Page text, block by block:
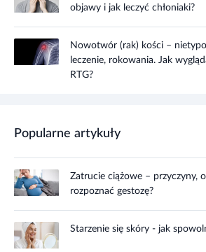
objawy i jak leczyć chłoniaki?
Nowotwór (rak) kości –
leczenie, rokowania. Jak
RTG?
Popularne artykuły
Zatrucie ciążowe – przyczyny,
rozpoznać gestozę?
Starzenie się skóry - jak